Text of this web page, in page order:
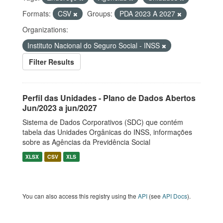
Formats:
CSV Groups:
PDA 2023 A 2027
Organizations:
Instituto Nacional do Seguro Social - INSS
Filter Results
Perfil das Unidades - Plano de Dados Abertos
Jun/2023 a jun/2027
Sistema de Dados Corporativos (SDC) que contém
tabela das Unidades Orgânicas do INSS, informações
sobre as Agências da Previdência Social
XLSX CSV XLS
You can also access this registry using the API (see API Docs).